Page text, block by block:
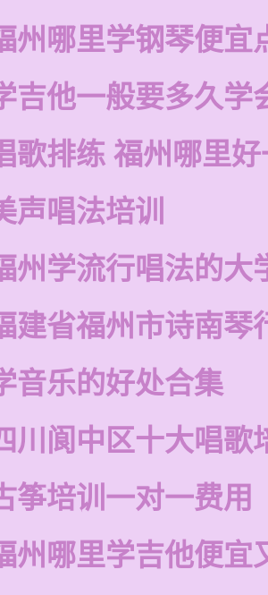
州哪里学钢琴便宜
吉他一般要多久学
歌排练 福州哪里
声唱法培训
州学流行唱法的大
建省福州市诗南琴
音乐的好处合集
川阆中区十大唱歌
筝培训一对一费用
州哪里学吉他便宜